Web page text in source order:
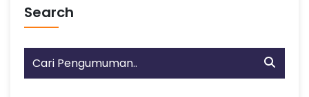
Search